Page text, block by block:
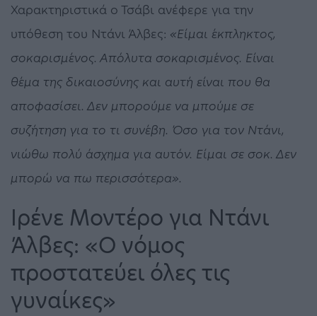
Χαρακτηριστικά ο Τσάβι ανέφερε για την
υπόθεση του Ντάνι Άλβες: «Είμαι έκπληκτος,
σοκαρισμένος. Απόλυτα σοκαρισμένος. Είναι
θέμα της δικαιοσύνης και αυτή είναι που θα
αποφασίσει. Δεν μπορούμε να μπούμε σε
συζήτηση για το τι συνέβη. Όσο για τον Ντάνι,
νιώθω πολύ άσχημα για αυτόν. Είμαι σε σοκ. Δεν
μπορώ να πω περισσότερα».
Ιρένε Μοντέρο για Ντάνι
Άλβες: «Ο νόμος
προστατεύει όλες τις
γυναίκες»